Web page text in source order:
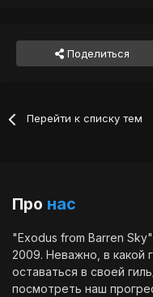
Поделиться
Перейти к списку тем
Про нас
"Exodus from Barren
2009. Неважно, в какой
оставаться в своей
посмотреть наш